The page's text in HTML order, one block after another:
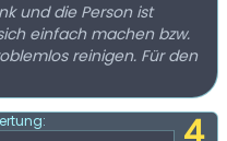
und die Person ist
einfach machen bzw.
reinigen. Für den